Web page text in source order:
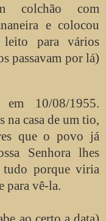
colchão com
e colocou
para vários
passavam por lá)
em 10/08/1955.
na casa de um tio,
que o povo já
Senhora lhes
tudo porque viria
para vê-la.